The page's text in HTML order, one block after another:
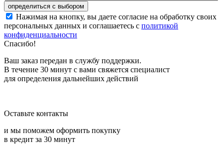
Нажимая на кнопку, вы даете согласие на обработку своих
персональных данных и соглашаетесь с политикой
конфиденциальности
Спасибо!
Ваш заказ передан в службу поддержки.
В течение 30 минут с вами свяжется специалист
для определения дальнейших действий
Оставьте контакты
и мы поможем оформить покупку
в кредит за 30 минут